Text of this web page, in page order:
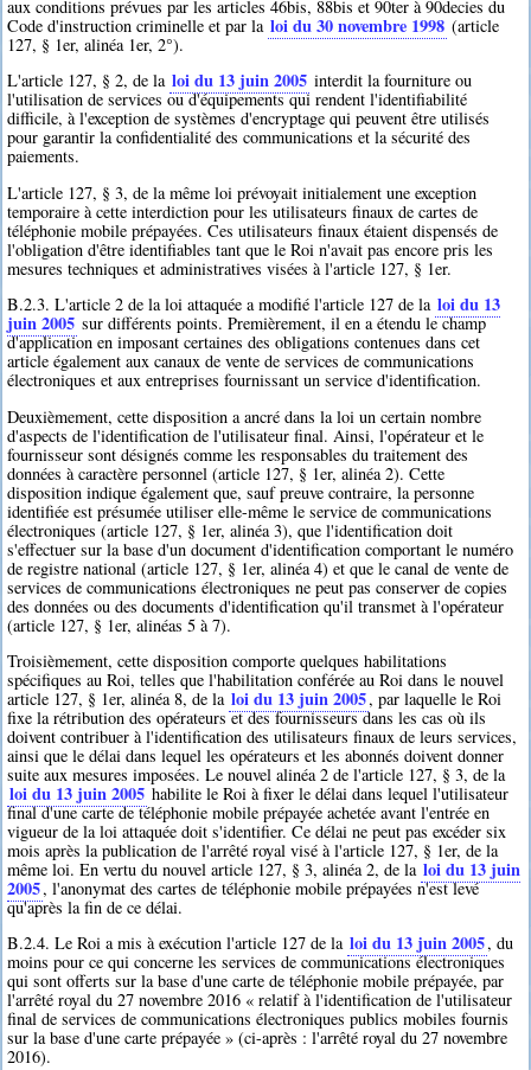
aux conditions prévues par les articles 46bis, 88bis et 90ter à 90decies du
Code d'instruction criminelle et par la loi du 30 novembre 1998 (article
127, § 1er, alinéa 1er, 2°).
L'article 127, § 2, de la loi du 13 juin 2005 interdit la fourniture ou
l'utilisation de services ou d'équipements qui rendent l'identifiabilité
difficile, à l'exception de systèmes d'encryptage qui peuvent être utilisés
pour garantir la confidentialité des communications et la sécurité des
paiements.
L'article 127, § 3, de la même loi prévoyait initialement une exception
temporaire à cette interdiction pour les utilisateurs finaux de cartes de
téléphonie mobile prépayées. Ces utilisateurs finaux étaient dispensés de
l'obligation d'être identifiables tant que le Roi n'avait pas encore pris les
mesures techniques et administratives visées à l'article 127, § 1er.
B.2.3. L'article 2 de la loi attaquée a modifié l'article 127 de la loi du 13
juin 2005 sur différents points. Premièrement, il en a étendu le champ
d'application en imposant certaines des obligations contenues dans cet
article également aux canaux de vente de services de communications
électroniques et aux entreprises fournissant un service d'identification.
Deuxièmement, cette disposition a ancré dans la loi un certain nombre
d'aspects de l'identification de l'utilisateur final. Ainsi, l'opérateur et le
fournisseur sont désignés comme les responsables du traitement des
données à caractère personnel (article 127, § 1er, alinéa 2). Cette
disposition indique également que, sauf preuve contraire, la personne
identifiée est présumée utiliser elle-même le service de communications
électroniques (article 127, § 1er, alinéa 3), que l'identification doit
s'effectuer sur la base d'un document d'identification comportant le numéro
de registre national (article 127, § 1er, alinéa 4) et que le canal de vente de
services de communications électroniques ne peut pas conserver de copies
des données ou des documents d'identification qu'il transmet à l'opérateur
(article 127, § 1er, alinéas 5 à 7).
Troisièmement, cette disposition comporte quelques habilitations
spécifiques au Roi, telles que l'habilitation conférée au Roi dans le nouvel
article 127, § 1er, alinéa 8, de la loi du 13 juin 2005, par laquelle le Roi
fixe la rétribution des opérateurs et des fournisseurs dans les cas où ils
doivent contribuer à l'identification des utilisateurs finaux de leurs services,
ainsi que le délai dans lequel les opérateurs et les abonnés doivent donner
suite aux mesures imposées. Le nouvel alinéa 2 de l'article 127, § 3, de la
loi du 13 juin 2005 habilite le Roi à fixer le délai dans lequel l'utilisateur
final d'une carte de téléphonie mobile prépayée achetée avant l'entrée en
vigueur de la loi attaquée doit s'identifier. Ce délai ne peut pas excéder six
mois après la publication de l'arrêté royal visé à l'article 127, § 1er, de la
même loi. En vertu du nouvel article 127, § 3, alinéa 2, de la loi du 13 juin
2005, l'anonymat des cartes de téléphonie mobile prépayées n'est levé
qu'après la fin de ce délai.
B.2.4. Le Roi a mis à exécution l'article 127 de la loi du 13 juin 2005, du
moins pour ce qui concerne les services de communications électroniques
qui sont offerts sur la base d'une carte de téléphonie mobile prépayée, par
l'arrêté royal du 27 novembre 2016 « relatif à l'identification de l'utilisateur
final de services de communications électroniques publics mobiles fournis
sur la base d'une carte prépayée » (ci-après : l'arrêté royal du 27 novembre
2016).